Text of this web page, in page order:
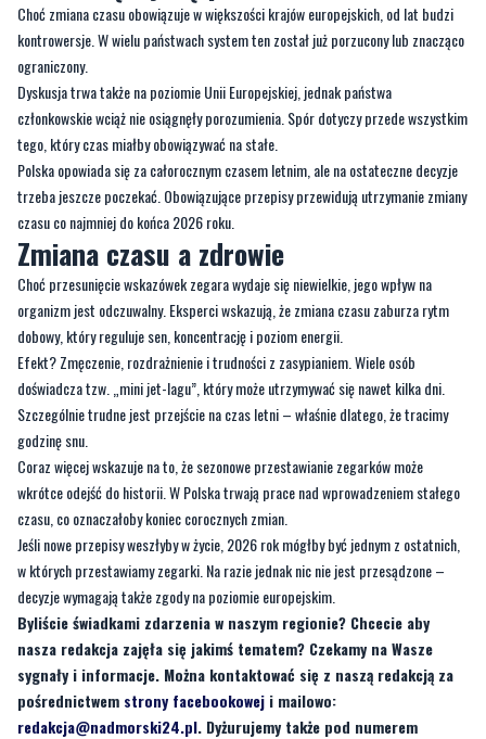
Dyskusja trwa także na poziomie Unii Europejskiej, jednak państwa
członkowskie wciąż nie osiągnęły porozumienia. Spór dotyczy przede wszystkim
tego, który czas miałby obowiązywać na stałe.
Polska opowiada się za całorocznym czasem letnim, ale na ostateczne decyzje
trzeba jeszcze poczekać. Obowiązujące przepisy przewidują utrzymanie zmiany
czasu co najmniej do końca 2026 roku.
Zmiana czasu a zdrowie
Choć przesunięcie wskazówek zegara wydaje się niewielkie, jego wpływ na
organizm jest odczuwalny. Eksperci wskazują, że zmiana czasu zaburza rytm
dobowy, który reguluje sen, koncentrację i poziom energii.
Efekt? Zmęczenie, rozdrażnienie i trudności z zasypianiem. Wiele osób
doświadcza tzw. „mini jet-lagu”, który może utrzymywać się nawet kilka dni.
Szczególnie trudne jest przejście na czas letni – właśnie dlatego, że tracimy
godzinę snu.
Coraz więcej wskazuje na to, że sezonowe przestawianie zegarków może
wkrótce odejść do historii. W Polska trwają prace nad wprowadzeniem stałego
czasu, co oznaczałoby koniec corocznych zmian.
Jeśli nowe przepisy weszłyby w życie, 2026 rok mógłby być jednym z ostatnich,
w których przestawiamy zegarki. Na razie jednak nic nie jest przesądzone –
decyzje wymagają także zgody na poziomie europejskim.
Byliście świadkami zdarzenia w naszym regionie? Chcecie aby
nasza redakcja zajęła się jakimś tematem? Czekamy na Wasze
sygnały i informacje. Można kontaktować się z naszą redakcją za
pośrednictwemstrony facebookoweji mailowo:
redakcja@nadmorski24.pl. Dyżurujemy także pod numerem
telefonu 729 715 670.
Byliście świadkami zdarzenia w naszym regionie? Chcecie